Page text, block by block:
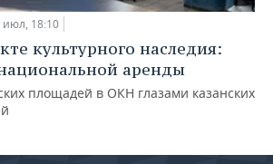
июл, 18:10
культурного наследия:
аренды
площадей в ОКН глазами казанских